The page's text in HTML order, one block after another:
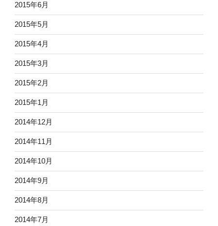
2015年6月
2015年5月
2015年4月
2015年3月
2015年2月
2015年1月
2014年12月
2014年11月
2014年10月
2014年9月
2014年8月
2014年7月